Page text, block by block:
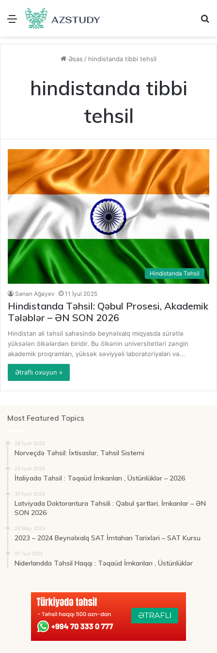
Menu
Əsas / hindistanda tibbi tehsil
hindistanda tibbi
tehsil
Hindistanda Təhsil
Sənan Ağayev 11 İyul 2025
Hindistanda Təhsil: Qəbul Prosesi, Akademik
Tələblər – ƏN SON 2026
Hindistan ali təhsil sahəsində beynəlxalq miqyasda sürətlə
yüksələn ölkələrdən biridir. Bu ölkənin universitetləri zəngin
akademik proqramları, yüksək səviyyəli laboratoriyaları və…
Ətraflı oxuyun »
Most Featured Topics
26 İyun 2025
Norveçdə Təhsil: İxtisaslar, Təhsil Sistemi
23 İyun 2025
İtaliyada Təhsil : Təqaüd İmkanları , Üstünlüklər – 2026
30 İyun 2025
Latviyada Doktorantura Təhsili : Qəbul şərtləri, İmkanlar – ƏN
SON 2026
23 May 2024
2023 – 2024 Beynəlxalq SAT İmtahan Tarixləri – SAT Kursu
07 İyul 2025
Niderlandda Təhsil Haqqı : Təqaüd İmkanları , Üstünlüklər